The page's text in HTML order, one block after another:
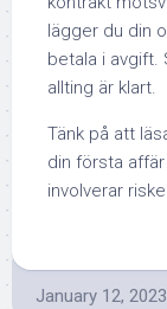
lägger du din
betala i avgift.
allting är klart.
Tänk på att
din första
involverar
January 12, 2023